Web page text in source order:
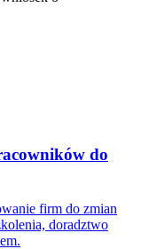
do
firm do zmian
doradztwo